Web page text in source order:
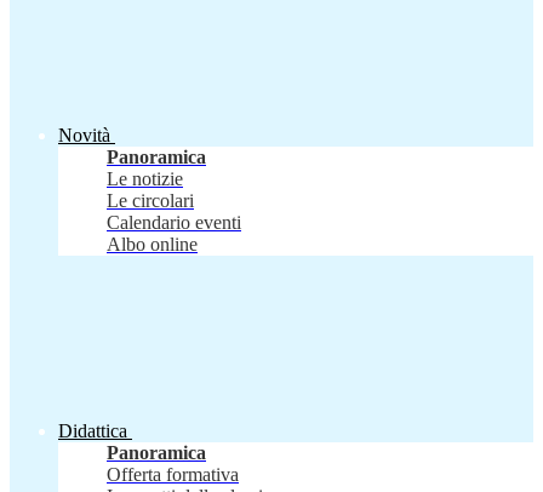
Novità
Panoramica
Le notizie
Le circolari
Calendario eventi
Albo online
Didattica
Panoramica
Offerta formativa